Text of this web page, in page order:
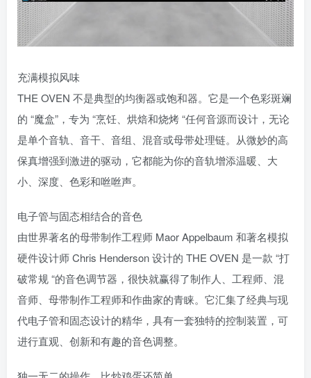
充满模拟风味
THE OVEN 不是典型的均衡器或饱和器。它是一个色彩斑斓
的 “魔盒”，专为 “烹饪、烘焙和烧烤 “任何音源而设计，无论
是单个音轨、音干、音组、混音或母带处理链。从微妙的高
保真增强到激进的驱动，它都能为你的音轨增添温暖、大
小、深度、色彩和咝咝声。
电子管与固态相结合的音色
由世界著名的母带制作工程师 Maor Appelbaum 和著名模拟
硬件设计师 Chris Henderson 设计的 THE OVEN 是一款 “打
破常规 “的音色调节器，很快就赢得了制作人、工程师、混
音师、母带制作工程师和作曲家的青睐。它汇集了经典与现
代电子管和固态设计的精华，具有一套独特的控制装置，可
进行直观、创新和有趣的音色调整。